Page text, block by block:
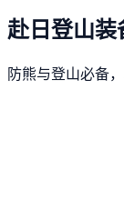
赴日登山装
防熊与登山必备